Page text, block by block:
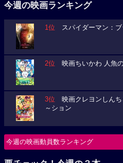
今週の映画ランキング
1位 スパイダーマン：ブ
2位 映画ちいかわ 人魚
3位 映画クレヨンしんち
～ション
今週の映画動員数ランキング